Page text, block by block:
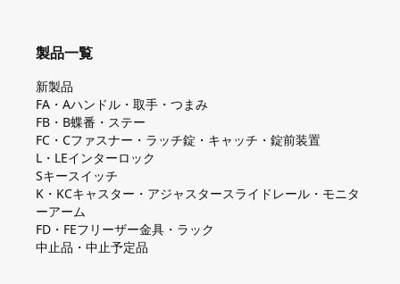
製品一覧
新製品
FA・Aハンドル・取手・つまみ
FB・B蝶番・ステー
FC・Cファスナー・ラッチ錠・キャッチ・錠前装置
L・LEインターロック
Sキースイッチ
K・KCキャスター・アジャスタースライドレール・モニタ
ーアーム
FD・FEフリーザー金具・ラック
中止品・中止予定品